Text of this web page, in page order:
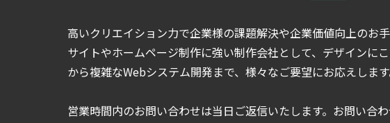
高いクリエイション力で企業様の課題解決や企業価値向上のお
サイトやホームページ制作に強い制作会社として、デザインに
から複雑なWebシステム開発まで、様々なご要望にお応えします
営業時間内のお問い合わせは当日ご返信いたします。お問い合